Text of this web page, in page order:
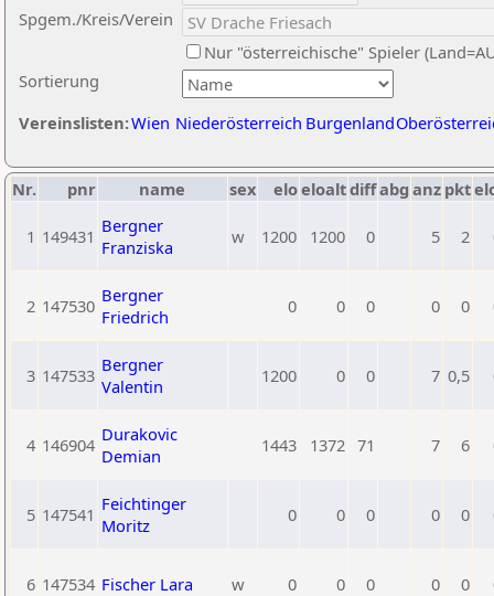
Sortierung
Spgem./Kreis/Verein
Nur "österreichische" Spieler
Vereinslisten:Wien Niederösterreich Burgenland
Nr. pnr name sex eloeloaltdiffabg anz pkt
1 149431 Bergner
Franziska
w 1200 1200 0 5 2
2 147530 Bergner
Friedrich
0 0 0 0 0
3 147533 Bergner
Valentin
1200 0 0 7 0,5
4 146904 Durakovic
Demian
1443 1372 71 7 6
5 147541 Feichtinger
Moritz
0 0 0 0 0
6 147534 Fischer Lara w 0 0 0 0 0